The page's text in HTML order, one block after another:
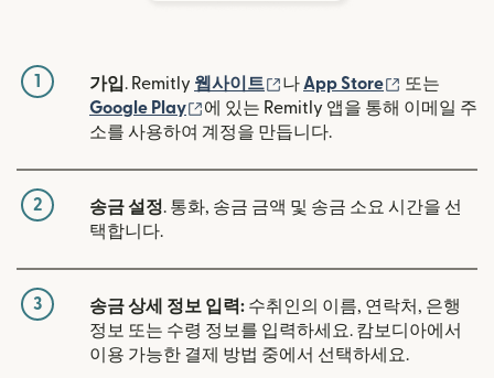
1 가입. Remitly 웹사이트 (새 창에서 열림)
나 App Store (새 창에서
또는
Google Play
(새 창에서 열림)
에 있는 Remitly 앱을 통해 이메일 주
소를 사용하여 계정을 만듭니다.
2 송금 설정. 통화, 송금 금액 및 송금 소요 시간을 선
택합니다.
3 송금 상세 정보 입력: 수취인의 이름, 연락처, 은행
정보 또는 수령 정보를 입력하세요. 캄보디아에서
이용 가능한 결제 방법 중에서 선택하세요.